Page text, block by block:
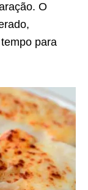
O
para